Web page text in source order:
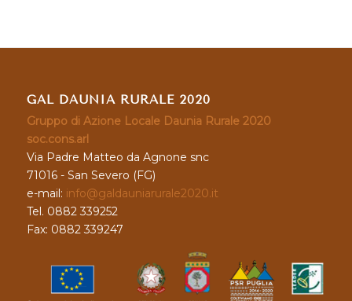
GAL DAUNIA RURALE 2020
Gruppo di Azione Locale Daunia Rurale 2020
soc.cons.arl
Via Padre Matteo da Agnone snc
71016 - San Severo (FG)
e-mail: info@galdauniarurale2020.it
Tel. 0882 339252
Fax: 0882 339247